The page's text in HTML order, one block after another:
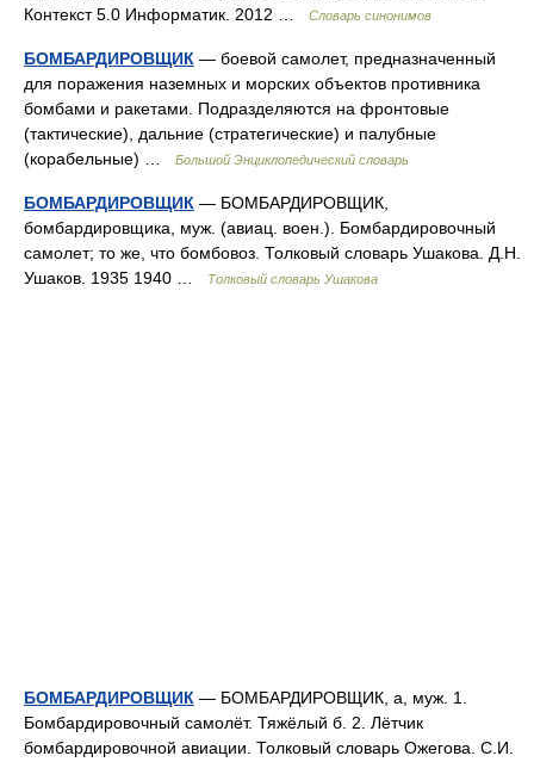
Контекст 5.0 Информатик. 2012 …
Словарь синонимов
БОМБАРДИРОВЩИК — боевой самолет, предназначенный
для поражения наземных и морских объектов противника
бомбами и ракетами. Подразделяются на фронтовые
(тактические), дальние (стратегические) и палубные
(корабельные) …
Большой Энциклопедический словарь
БОМБАРДИРОВЩИК — БОМБАРДИРОВЩИК,
бомбардировщика, муж. (авиац. воен.). Бомбардировочный
самолет; то же, что бомбовоз. Толковый словарь Ушакова. Д.Н.
Ушаков. 1935 1940 …
Толковый словарь Ушакова
БОМБАРДИРОВЩИК — БОМБАРДИРОВЩИК, а, муж. 1.
Бомбардировочный самолёт. Тяжёлый б. 2. Лётчик
бомбардировочной авиации. Толковый словарь Ожегова. С.И.